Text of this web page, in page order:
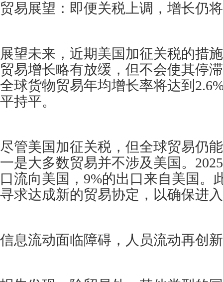
贸易展望：即便关税上调，增长仍
展望未来，近期美国加征关税的措
贸易增长略有放缓，但不会使其停
全球货物贸易年均增长率将达到
平持平。
尽管美国加征关税，但全球贸易仍
一是大多数贸易并不涉及美国。
口流向美国，9%的出口来自美国。
寻求达成新的贸易协定，以确保进
信息流动面临障碍，人员流动再创